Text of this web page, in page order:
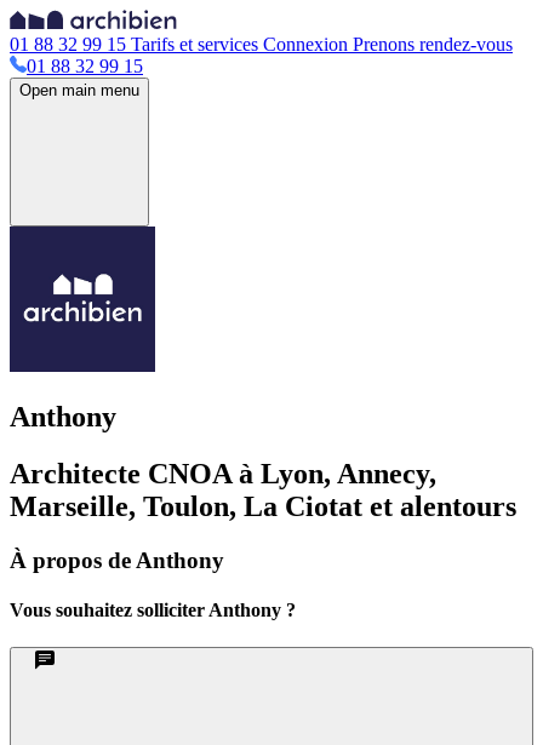
01 88 32 99 15 Tarifs et services Connexion Prenons rendez-vous
01 88 32 99 15
Open main menu
Anthony
Architecte CNOA à Lyon, Annecy,
Marseille, Toulon, La Ciotat et alentours
À propos de Anthony
Vous souhaitez solliciter Anthony ?